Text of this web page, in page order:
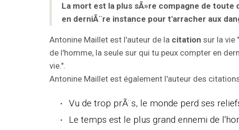
La mort est la plus sÃ»re compagne de
en derniÃ¨re instance pour t'arracher aux
Antonine Maillet est l'auteur de la citation sur la vie
de l'homme, la seule sur qui tu peux compter en
vie.".
Antonine Maillet est également l'auteur des
Vu de trop prÃ¨s, le monde perd ses
Le temps est le plus grand ennemi de